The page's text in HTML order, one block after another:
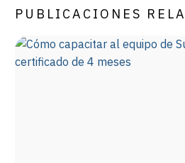
es y cómo
gestión
industrial
PUBLICACIONES